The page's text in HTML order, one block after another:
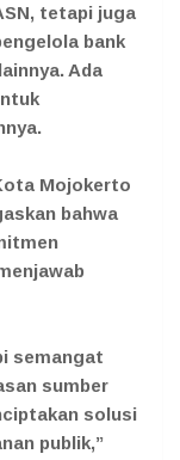
tetapi juga
bank
Ada
Mojokerto
bahwa
semangat
sumber
solusi
publik,”